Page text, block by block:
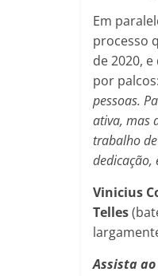
Em
processo
de 2020,
por palcos:
pessoas.
ativa, mas
trabalho
dedicação,
Vinicius
Telles
Assista